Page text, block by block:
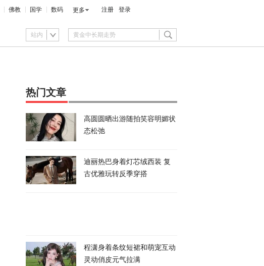
佛教 国学 数码 更多 注册 登录
站内
热门文章
高圆圆晒出游随拍笑容明媚状
态松弛
迪丽热巴身着灯芯绒西装 复
古优雅玩转反季穿搭
程潇身着条纹短裙和萌宠互动
灵动俏皮元气拉满